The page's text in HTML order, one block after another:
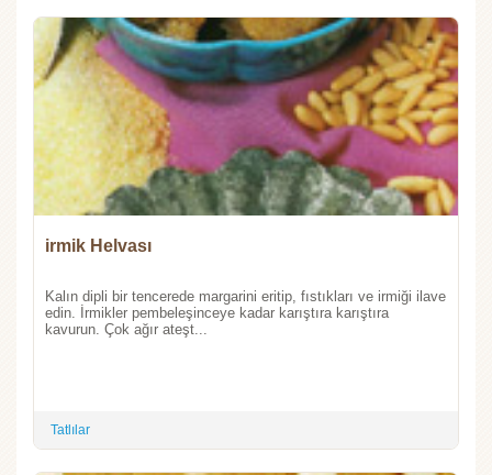
irmik Helvası
Kalın dipli bir tencerede margarini eritip, fıstıkları ve irmiği ilave
edin. İrmikler pembeleşinceye kadar karıştıra karıştıra
kavurun. Çok ağır ateşt...
Tatlılar